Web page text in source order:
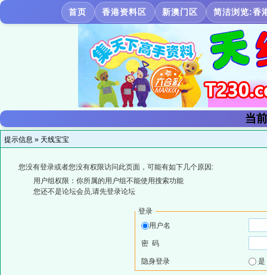
首页 香港资料区 新澳门区 简洁浏览:香
当
提示信息 » 天线宝宝
您没有登录或者您没有权限访问此页面，可能有如下几个原因:
用户组权限：你所属的用户组不能使用搜索功能
您还不是论坛会员,请先登录论坛
登录
用户名
密 码
隐身登录